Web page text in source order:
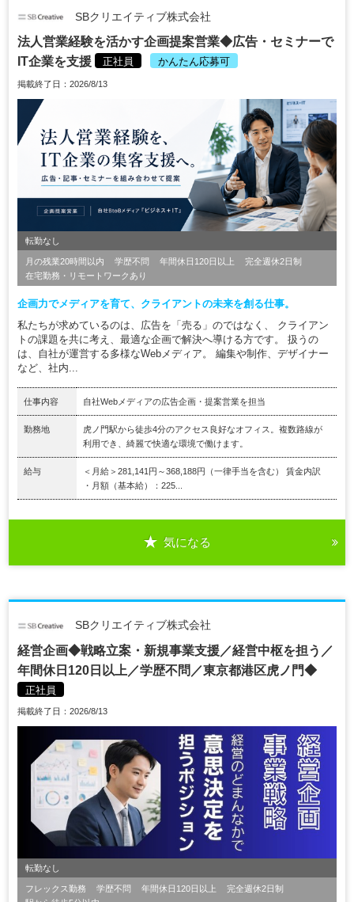
SBクリエイティブ株式会社
法人営業経験を活かす企画提案営業◆広告・セミナーで
IT企業を支援
正社員 かんたん応募可
掲載終了日：2026/8/13
転勤なし
月の残業20時間以内 学歴不問 年間休日120日以上
完全週休2日制
在宅勤務・リモートワークあり
企画力でメディアを育て、クライアントの未来を創る仕事。
私たちが求めているのは、広告を「売る」のではなく、 クライアン
トの課題を共に考え、最適な企画で解決へ導ける方です。 扱うの
は、自社が運営する多様なWebメディア。 編集や制作、デザイナー
など、社内...
仕事内容 自社Webメディアの広告企画・提案営業を担当
勤務地
虎ノ門駅から徒歩4分のアクセス良好なオフィス。複数路線が
利用でき、綺麗で快適な環境で働けます。
給与
＜月給＞281,141円～368,188円（一律手当を含む） 賃金内訳
・月額（基本給）：225...
気になる
SBクリエイティブ株式会社
経営企画◆戦略立案・新規事業支援／経営中枢を担う／
年間休日120日以上／学歴不問／東京都港区虎ノ門◆
正社員
掲載終了日：2026/8/13
転勤なし
フレックス勤務 学歴不問 年間休日120日以上
完全週休2日制